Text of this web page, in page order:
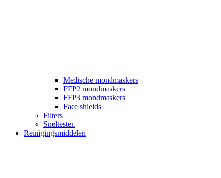
Medische mondmaskers
FFP2 mondmaskers
FFP3 mondmaskers
Face shields
Filters
Sneltesten
Reinigingsmiddelen